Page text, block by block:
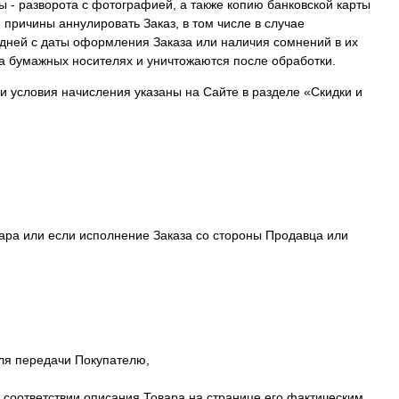
- разворота с фотографией, а также копию банковской карты
аннулировать Заказ, в том числе в случае
с даты оформления Заказа или наличия сомнений в их
носителях и уничтожаются после обработки.
условия начисления указаны на Сайте в разделе «Скидки и
или если исполнение Заказа со стороны Продавца или
передачи Покупателю,